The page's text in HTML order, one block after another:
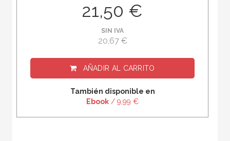
21,50 €
SIN IVA
20,67 €
AÑADIR AL CARRITO
También disponible en
Ebook / 9,99 €